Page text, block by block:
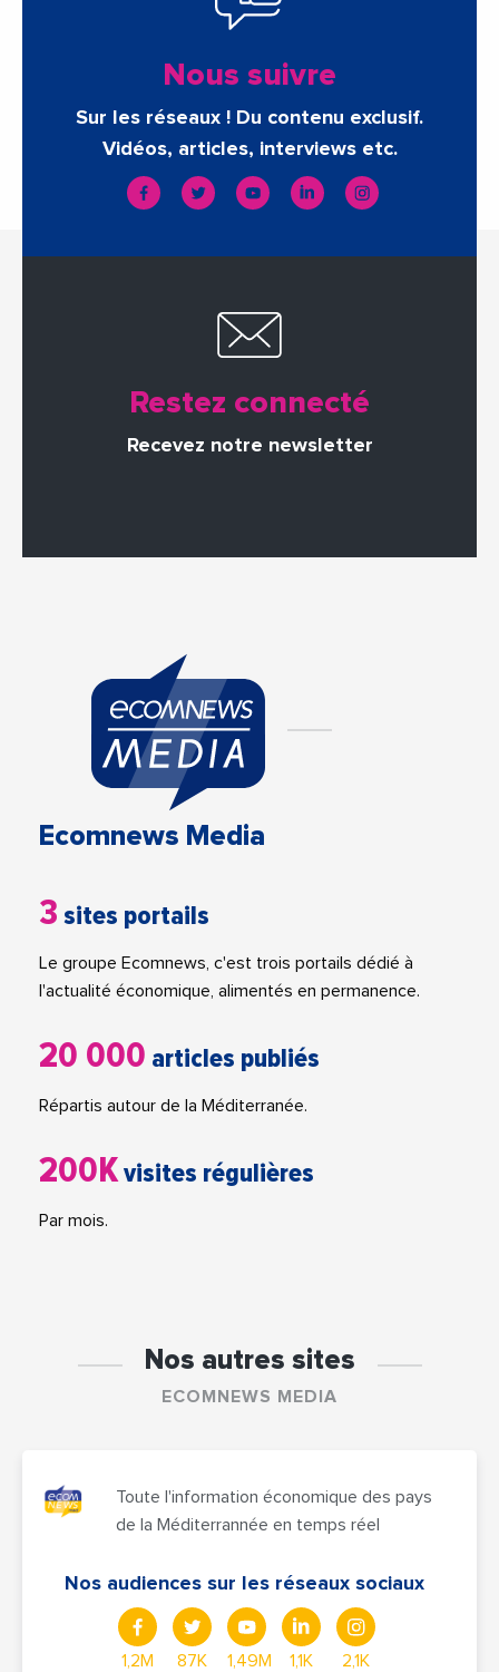
Nous suivre
Sur les réseaux ! Du contenu exclusif.
Vidéos, articles, interviews etc.
Restez connecté
Recevez notre newsletter
Ecomnews Media
3 sites portails
Le groupe Ecomnews, c'est trois portails dédié à
l'actualité économique, alimentés en permanence.
20 000 articles publiés
Répartis autour de la Méditerranée.
200Kvisites régulières
Par mois.
Nos autres sites
ECOMNEWS MEDIA
Toute l'information économique des pays
de la Méditerrannée en temps réel
Nos audiences sur les réseaux sociaux
1,2M 87K 1,49M 1,1K 2,1K